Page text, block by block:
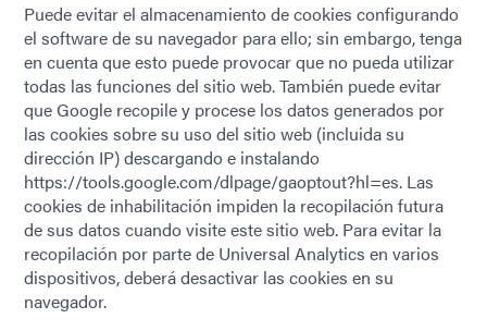
Puede evitar el almacenamiento de cookies configurando
el software de su navegador para ello; sin embargo, tenga
en cuenta que esto puede provocar que no pueda utilizar
todas las funciones del sitio web. También puede evitar
que Google recopile y procese los datos generados por
las cookies sobre su uso del sitio web (incluida su
dirección IP) descargando e instalando
https://tools.google.com/dlpage/gaoptout?hl=es. Las
cookies de inhabilitación impiden la recopilación futura
de sus datos cuando visite este sitio web. Para evitar la
recopilación por parte de Universal Analytics en varios
dispositivos, deberá desactivar las cookies en su
navegador.